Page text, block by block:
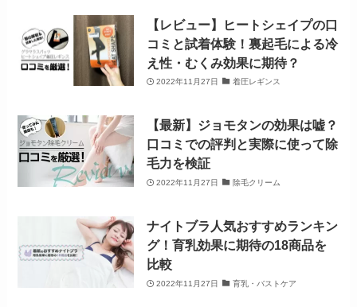
【レビュー】ヒートシェイプの口
コミと試着体験！裏起毛による冷
え性・むくみ効果に期待？
2022年11月27日 着圧レギンス
【最新】ジョモタンの効果は嘘？
口コミでの評判と実際に使って除
毛力を検証
2022年11月27日 除毛クリーム
ナイトブラ人気おすすめランキン
グ！育乳効果に期待の18商品を
比較
2022年11月27日 育乳・バストケア